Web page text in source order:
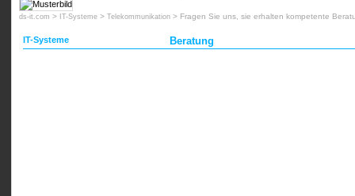
ds-it.com > IT-Systeme> Telekommunikation> Fragen Sie uns, sie erhalten kompetente
IT-Systeme Beratung